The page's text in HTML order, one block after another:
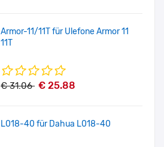
Armor-11/11T für Ulefone Armor 11
11T
€ 31.06 € 25.88
L018-40 für Dahua L018-40